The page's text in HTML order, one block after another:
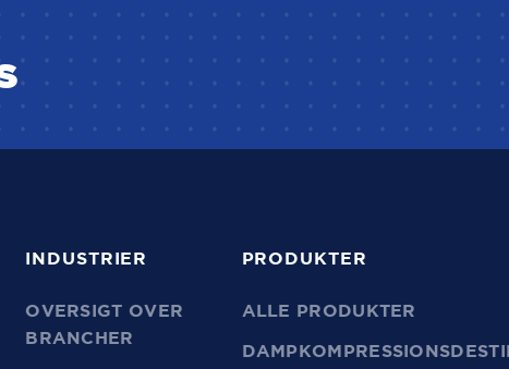
INDUSTRIER
OVERSIGT OVER
BRANCHER
PRODUKTER
ALLE PRODUKTER